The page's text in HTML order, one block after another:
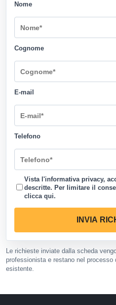
Nome
Cognome
E-mail
Telefono
Vista l'informativa privacy,
descritte. Per limitare il
clicca qui.
INVIA
Le richieste inviate dalla scheda
professionista e restano nel
esistente.